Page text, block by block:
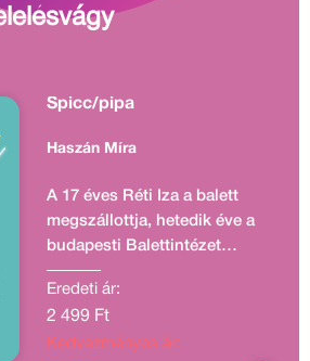
Spicc/pipa
Haszán Míra
A 17 éves Réti Iza a balett
megszállottja, hetedik éve a
budapesti Balettintézet
növendéke. Nagyanyja, a
Kossuth-díjas prímabalerina a
maga erőszakos módján űzi-
hajtja unokáját, hogy sikeres
Eredeti ár:
2 499 Ft
Kedvezményes ár: